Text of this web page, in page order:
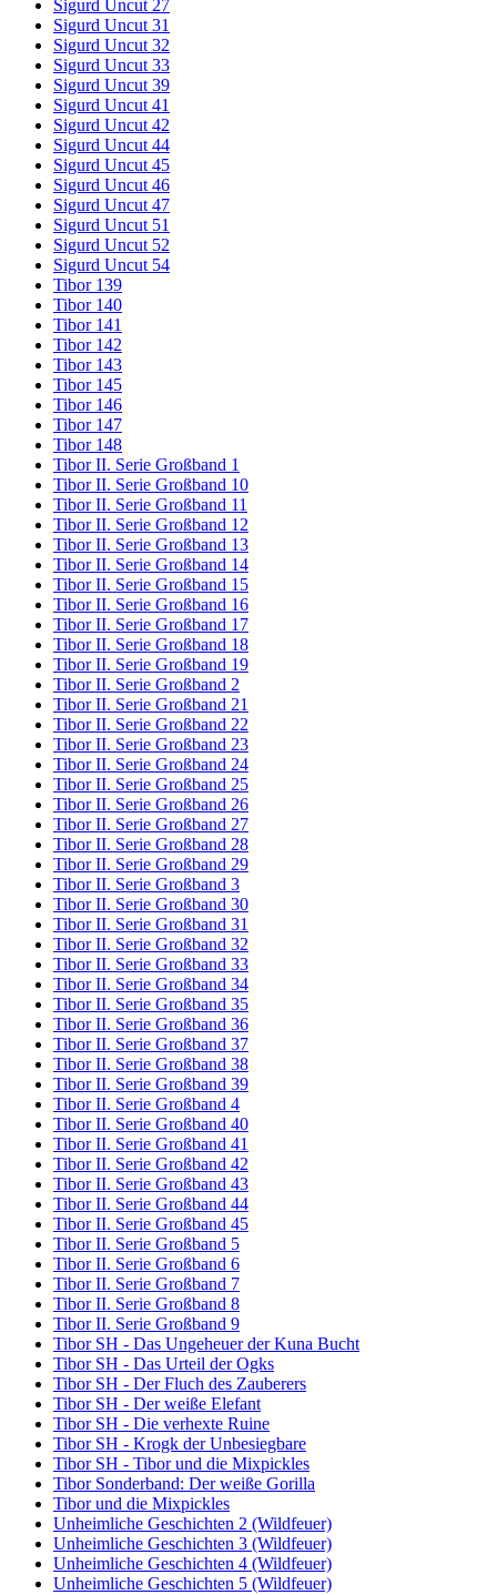
Sigurd Uncut 27
Sigurd Uncut 31
Sigurd Uncut 32
Sigurd Uncut 33
Sigurd Uncut 39
Sigurd Uncut 41
Sigurd Uncut 42
Sigurd Uncut 44
Sigurd Uncut 45
Sigurd Uncut 46
Sigurd Uncut 47
Sigurd Uncut 51
Sigurd Uncut 52
Sigurd Uncut 54
Tibor 139
Tibor 140
Tibor 141
Tibor 142
Tibor 143
Tibor 145
Tibor 146
Tibor 147
Tibor 148
Tibor II. Serie Großband 1
Tibor II. Serie Großband 10
Tibor II. Serie Großband 11
Tibor II. Serie Großband 12
Tibor II. Serie Großband 13
Tibor II. Serie Großband 14
Tibor II. Serie Großband 15
Tibor II. Serie Großband 16
Tibor II. Serie Großband 17
Tibor II. Serie Großband 18
Tibor II. Serie Großband 19
Tibor II. Serie Großband 2
Tibor II. Serie Großband 21
Tibor II. Serie Großband 22
Tibor II. Serie Großband 23
Tibor II. Serie Großband 24
Tibor II. Serie Großband 25
Tibor II. Serie Großband 26
Tibor II. Serie Großband 27
Tibor II. Serie Großband 28
Tibor II. Serie Großband 29
Tibor II. Serie Großband 3
Tibor II. Serie Großband 30
Tibor II. Serie Großband 31
Tibor II. Serie Großband 32
Tibor II. Serie Großband 33
Tibor II. Serie Großband 34
Tibor II. Serie Großband 35
Tibor II. Serie Großband 36
Tibor II. Serie Großband 37
Tibor II. Serie Großband 38
Tibor II. Serie Großband 39
Tibor II. Serie Großband 4
Tibor II. Serie Großband 40
Tibor II. Serie Großband 41
Tibor II. Serie Großband 42
Tibor II. Serie Großband 43
Tibor II. Serie Großband 44
Tibor II. Serie Großband 45
Tibor II. Serie Großband 5
Tibor II. Serie Großband 6
Tibor II. Serie Großband 7
Tibor II. Serie Großband 8
Tibor II. Serie Großband 9
Tibor SH - Das Ungeheuer der Kuna Bucht
Tibor SH - Das Urteil der Ogks
Tibor SH - Der Fluch des Zauberers
Tibor SH - Der weiße Elefant
Tibor SH - Die verhexte Ruine
Tibor SH - Krogk der Unbesiegbare
Tibor SH - Tibor und die Mixpickles
Tibor Sonderband: Der weiße Gorilla
Tibor und die Mixpickles
Unheimliche Geschichten 2 (Wildfeuer)
Unheimliche Geschichten 3 (Wildfeuer)
Unheimliche Geschichten 4 (Wildfeuer)
Unheimliche Geschichten 5 (Wildfeuer)